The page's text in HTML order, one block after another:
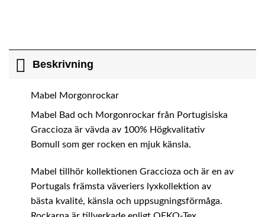
Beskrivning
Mabel Morgonrockar
Mabel Bad och Morgonrockar från Portugisiska
Graccioza är vävda av 100% Högkvalitativ
Bomull som ger rocken en mjuk känsla.
Mabel tillhör kollektionen Graccioza och är en av
Portugals främsta väveriers lyxkollektion av
bästa kvalité, känsla och uppsugningsförmåga.